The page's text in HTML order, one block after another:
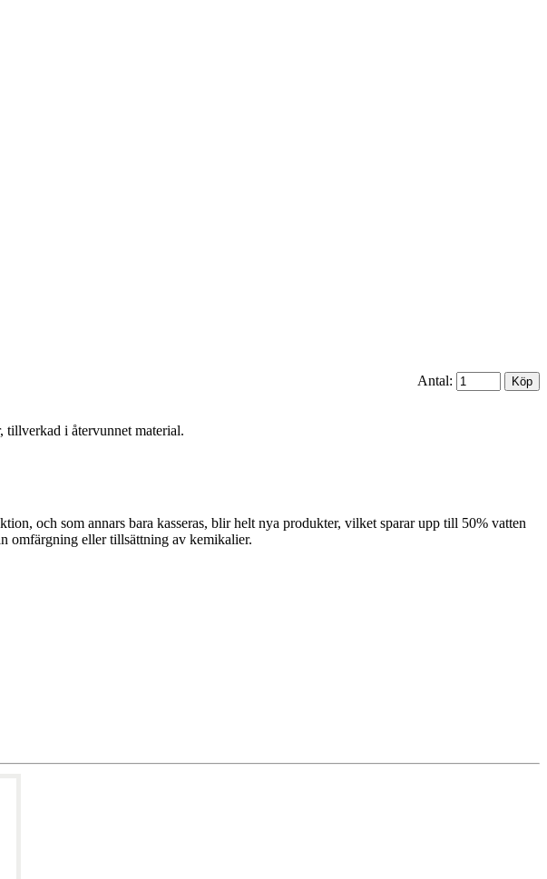
Antal:
tillverkad i återvunnet material.
och som annars bara kasseras, blir helt nya produkter, vilket sparar upp till 50% vatten
omfärgning eller tillsättning av kemikalier.